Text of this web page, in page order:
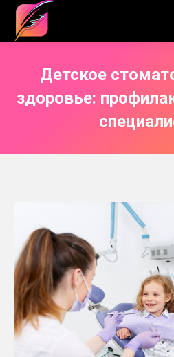
Детское
здоровье: